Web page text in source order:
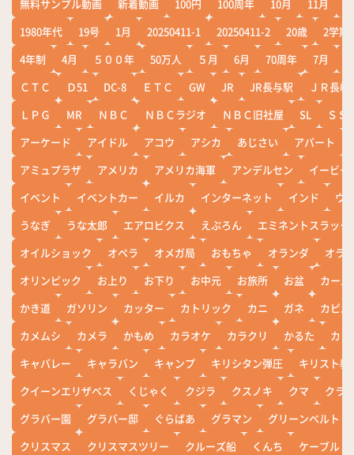
無料サンプル動画 新着動画 100円 100周年 10月 11月
1980年代
19号 1月 20250411-1 20250411-2 20歳
2学期
4年制
4月 ５００年 50万人 ５月 6月 70周年 7月
ＣＴＣ
Ｄ51 DC-8 ＥＴＣ GW JR JR長与駅
ＪＲ長崎
ＬＰＧ
MR ＮＢＣ ＮＢＣラジオ ＮＢＣ旧社屋 SL
ＳＳ
アーケード
アイドル アコウ アシカ あじさい アパート
アミュプラザ
アメリカ アメリカ海軍 アンデルセン
イービー
イベント
イベントカー イルカ インターネット インド
ウ
うなぎ
うな太郎 エアロビクス えぷろん
エミネントスラック
オイルショック
オペラ オメガ局 おもちゃ オランダ
オラ
オリンピック
お上り お下り お中元 お旅所 お盆
カー
かき道
ガソリン カッター カトリック カニ ガネ
カピバ
カメムシ
カメラ かもめ カラオケ カラクリ かるた
カレ
キャバレー
キャラバン キャンプ キリシタン弾圧
キリスト教
クイーンエリザベス
くじゃく クジラ クスノキ クマ
クラ
グラバー園
グラバー邸 ぐらばあ グラマン
グリーンベルト
クリスマス
クリスマスツリー クルーズ船 くんち
ケーブル